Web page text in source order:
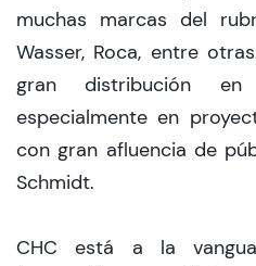
muchas marcas del
Wasser, Roca, entre
gran distribución
especialmente en
con gran afluencia de
Schmidt.
CHC está a la